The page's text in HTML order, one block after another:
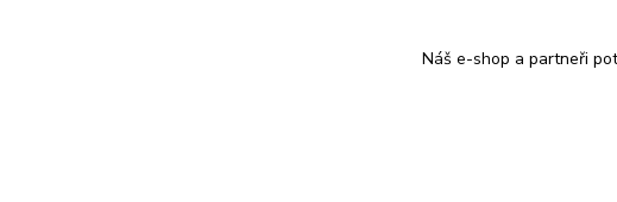
Náš e-shop a partneři